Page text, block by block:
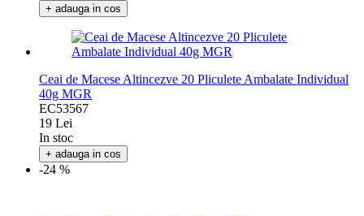
+ adauga in cos
Ceai de Macese Altincezve 20 Pliculete Ambalate Individual
40g MGR
EC53567
19 Lei
In stoc
+ adauga in cos
-24 %